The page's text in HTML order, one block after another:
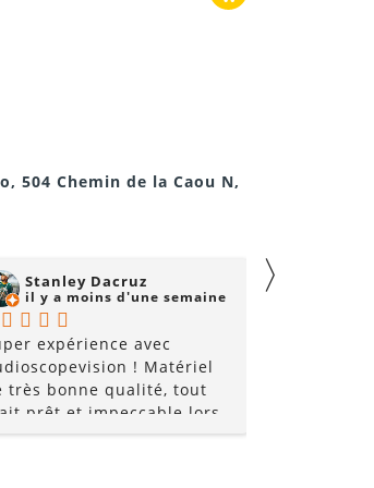
avec vos enceintes, évitant
504 Chemin de la Caou N,
Stanley Dacruz
il y a moins d'une semaine
expérience avec
! Matériel
très bonne qualité, tout
prêt et impeccable lors
la récupération. Équipe
〉